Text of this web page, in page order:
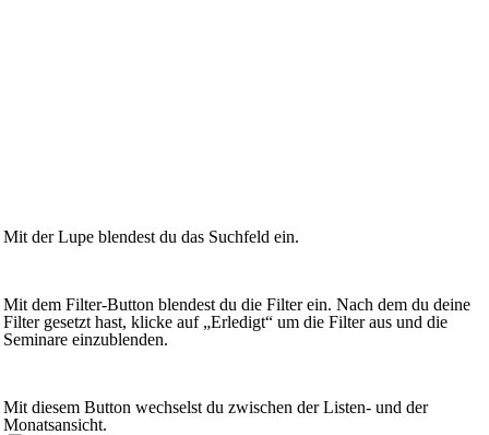
Mit der Lupe blendest du das Suchfeld ein.
Mit dem Filter-Button blendest du die Filter ein. Nach dem du deine
Filter gesetzt hast, klicke auf „Erledigt“ um die Filter aus und die
Seminare einzublenden.
Mit diesem Button wechselst du zwischen der Listen- und der
Monatsansicht.